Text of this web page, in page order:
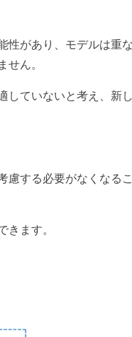
性があり、モデルは重
せん。
していないと考え、新
慮する必要がなくなる
きます。